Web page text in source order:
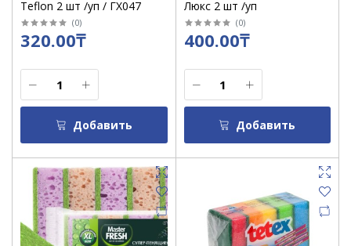
Teflon 2 шт /уп / ГХ047
(0)
320.00₸
Добавить
Люкс 2 шт /уп
(0)
400.00₸
Добавить